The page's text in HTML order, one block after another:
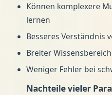
Können komplexere
lernen
Besseres Verständnis
Breiter
Weniger Fehler bei
Nachteile vieler